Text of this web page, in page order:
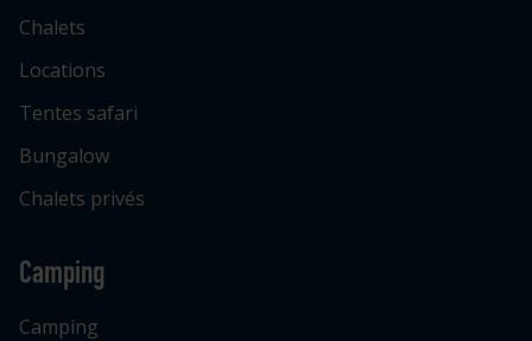
Chalets
Locations
Tentes safari
Bungalow
Chalets privés
Camping
Camping